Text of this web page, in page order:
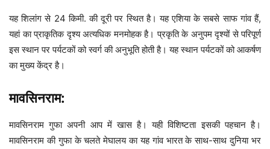
यह शिलांग से 24 किमी. की दूरी पर स्थित है। यह एशिया के सबसे साफ गांव हैं,
यहां का प्राकृतिक दृश्य अत्यधिक मनमोहक है। प्रकृति के अनुपम दृश्यों से परिपूर्ण
इस स्थान पर पर्यटकों को स्वर्ग की अनुभूति होती है। यह स्थान पर्यटकों को आकर्षण
का मुख्य केंद्र है।
मावसिनराम:
मावसिनराम गुफा अपनी आप में खास है। यही विशिष्टता इसकी पहचान है।
मावसिनराम की गुफा के चलते मेघालय का यह गांव भारत के साथ-साथ दुनिया भर